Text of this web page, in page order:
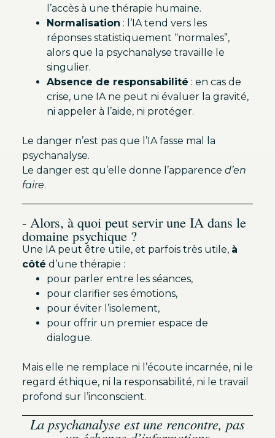
l’accès à une thérapie humaine.
Normalisation : l’IA tend vers les
réponses statistiquement “normales”,
alors que la psychanalyse travaille le
singulier.
Absence de responsabilité : en cas de
crise, une IA ne peut ni évaluer la gravité,
ni appeler à l’aide, ni protéger.
Le danger n’est pas que l’IA fasse mal la
psychanalyse.
Le danger est qu’elle donne l’apparence d’en
faire.
- Alors, à quoi peut servir une IA dans le
domaine psychique ?
Une IA peut être utile, et parfois très utile, à
côté d’une thérapie :
pour parler entre les séances,
pour clarifier ses émotions,
pour éviter l’isolement,
pour offrir un premier espace de
dialogue.
Mais elle ne remplace ni l’écoute incarnée, ni le
regard éthique, ni la responsabilité, ni le travail
profond sur l’inconscient.
La psychanalyse est une rencontre, pas